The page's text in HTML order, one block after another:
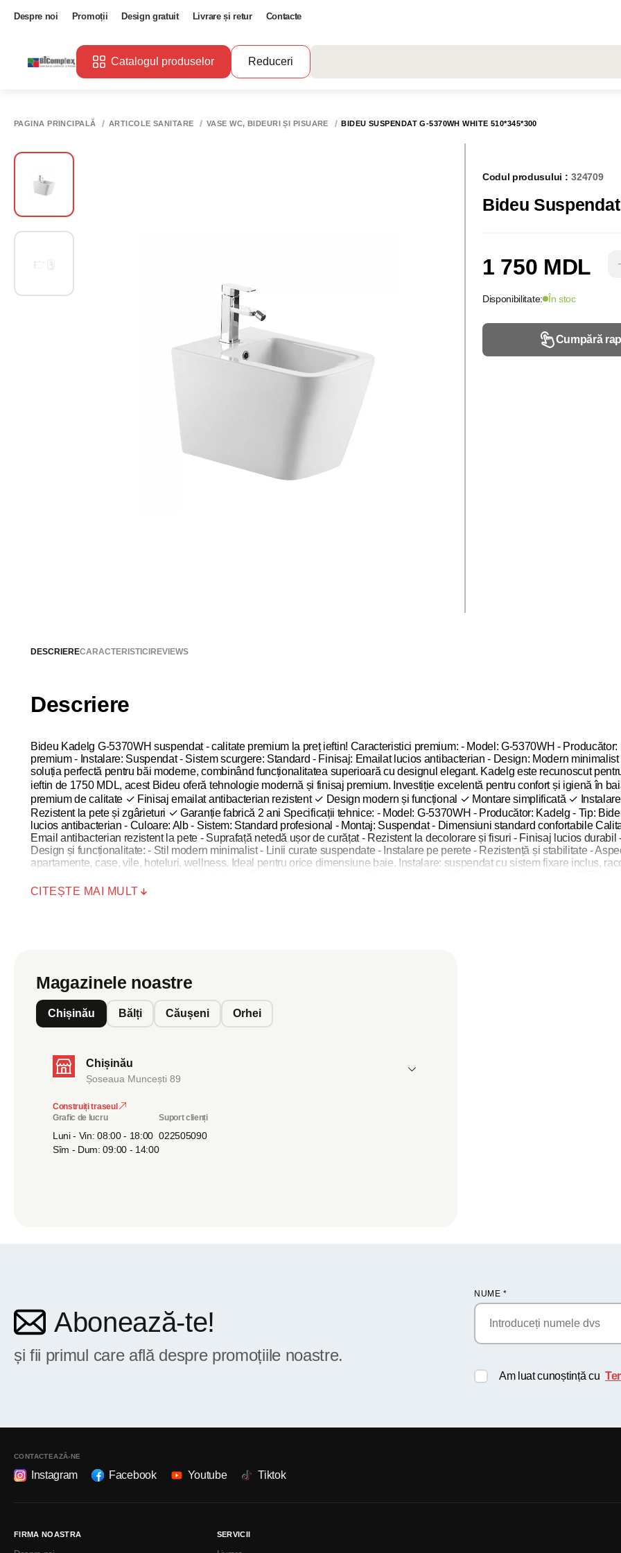
Despre noi Promoții Design gratuit Livrare și retur Contacte
Catalogul produselor Reduceri
PAGINA PRINCIPALĂ ARTICOLE SANITARE VASE WC, BIDEURI ȘI PISUARE BIDEU SUSPENDAT G-5370WH WHITE 510*345*300
Codul produsului : 324709
Bideu
1 750 MDL
Disponibilitate: În stoc
Cumpără
DESCRIERECARACTERISTICI REVIEWS
Descriere
Bideu Kadelg G-5370WH suspendat - calitate premium la preț ieftin! Caracteristici premium: - Model: G-5370WH -
premium - Instalare: Suspendat - Sistem scurgere: Standard - Finisaj: Emailat lucios antibacterian - Design: Modern
soluția perfectă pentru băi moderne, combinând funcționalitatea superioară cu designul elegant. Kadelg este recunoscut
ieftin de 1750 MDL, acest Bideu oferă tehnologie modernă și finisaj premium. Investiție excelentă pentru confort și igienă în
premium de calitate ✓ Finisaj emailat antibacterian rezistent ✓ Design modern și funcțional ✓ Montare simplificată ✓
Rezistent la pete și zgârieturi ✓ Garanție fabrică 2 ani Specificații tehnice: - Model: G-5370WH - Producător: Kadelg - Tip:
lucios antibacterian - Culoare: Alb - Sistem: Standard profesional - Montaj: Suspendat - Dimensiuni standard confortabile
Email antibacterian rezistent la pete - Suprafață netedă ușor de curățat - Rezistent la decolorare și fisuri - Finisaj lucios
Design și funcționalitate: - Stil modern minimalist - Linii curate suspendate - Instalare pe perete - Rezistență și stabilitate -
apartamente, case, vile, hoteluri, wellness. Ideal pentru orice dimensiune baie. Instalare: suspendat cu sistem fixare inclus,
instalare detaliate, garanție fabrică 2 ani. Baterie se cumpără separat. Compatibilitate: sisteme instalare încastrate standard,
Întreținere: curățare cu detergent blând, evitare produse abrazive, ștergere regulată, verificare racorduri. Email antibacterian
CITEȘTE MAI MULT
Magazinele noastre
Chișinău Bălți Căușeni Orhei
Chișinău
Șoseaua Muncești 89
Construiți traseul
Grafic de lucru
Luni - Vin: 08:00 - 18:00
Sîm - Dum: 09:00 - 14:00
Suport clienți
022505090
Abonează-te!
și fii primul care află despre promoțiile noastre.
NUME *
Am luat cunoștință cu
CONTACTEAZĂ-NE
Instagram Facebook Youtube Tiktok
FIRMA NOASTRA SERVICII